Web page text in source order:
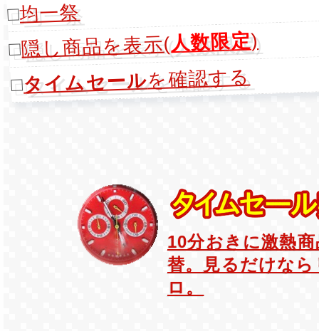
□均一祭
□隠し商品を表示(人数限定)
□タイムセールを確認する
10分おきに激熱
替。見るだけな
ロ。